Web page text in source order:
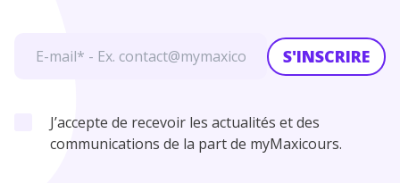
S'INSCRIRE
J’accepte de recevoir les actualités et des
communications de la part de myMaxicours.